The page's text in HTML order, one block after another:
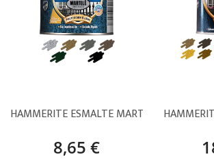
HAMMERITE ESMALTE MARTELÉ – 250 ML
8,65 €